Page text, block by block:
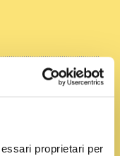
proprietari per